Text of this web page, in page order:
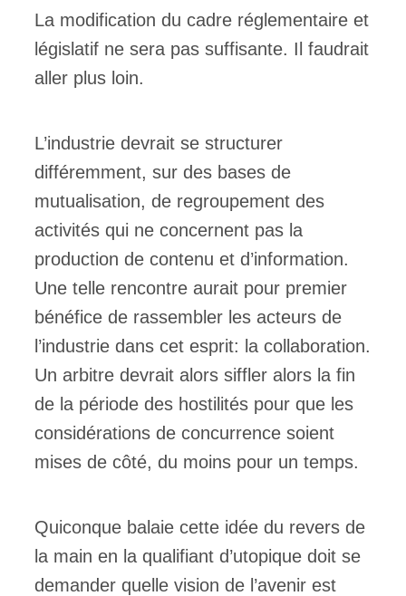
La modification du cadre réglementaire et
législatif ne sera pas suffisante. Il faudrait
aller plus loin.
L’industrie devrait se structurer
différemment, sur des bases de
mutualisation, de regroupement des
activités qui ne concernent pas la
production de contenu et d’information.
Une telle rencontre aurait pour premier
bénéfice de rassembler les acteurs de
l’industrie dans cet esprit: la collaboration.
Un arbitre devrait alors siffler alors la fin
de la période des hostilités pour que les
considérations de concurrence soient
mises de côté, du moins pour un temps.
Quiconque balaie cette idée du revers de
la main en la qualifiant d’utopique doit se
demander quelle vision de l’avenir est